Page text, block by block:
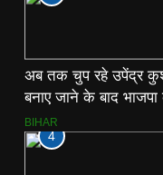
अब तक चुप रहे उपेंद्र
बनाए जाने के बाद
BIHAR
4